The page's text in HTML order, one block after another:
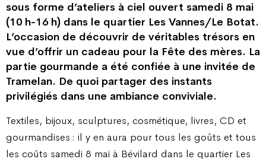
sous forme d’ateliers à ciel ouvert samedi 8 mai
(10 h-16 h) dans le quartier Les Vannes/Le Botat.
L’occasion de découvrir de véritables trésors en
vue d’offrir un cadeau pour la Fête des mères. La
partie gourmande a été confiée à une invitée de
Tramelan. De quoi partager des instants
privilégiés dans une ambiance conviviale.
Textiles, bijoux, sculptures, cosmétique, livres, CD et
gourmandises : il y en aura pour tous les goûts et tous
les coûts samedi 8 mai à Bévilard dans le quartier Les